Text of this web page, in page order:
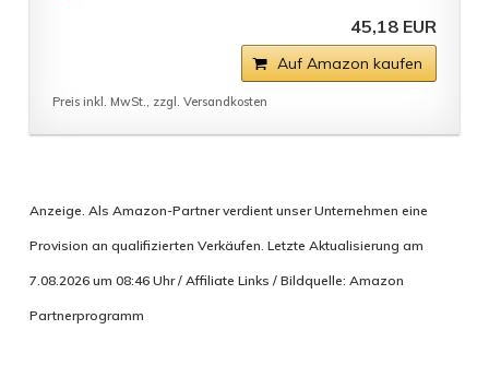
45,18 EUR
Auf Amazon kaufen
Preis inkl. MwSt., zzgl. Versandkosten
Anzeige. Als Amazon-Partner verdient unser Unternehmen eine
Provision an qualifizierten Verkäufen. Letzte Aktualisierung am
7.08.2026 um 08:46 Uhr / Affiliate Links / Bildquelle: Amazon
Partnerprogramm